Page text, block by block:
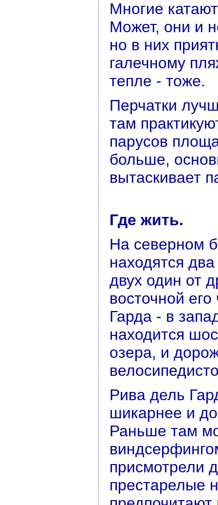
Многие
Может, они и
но в них
галечному
тепле - тоже.
Перчатки
там
парусов
больше,
вытаскивает
Где жить.
На северном
находятся
двух один от
восточной
Гарда - в
находится
озера, и
Рива дель
шикарнее и
Раньше там
присмотрели
престарелые